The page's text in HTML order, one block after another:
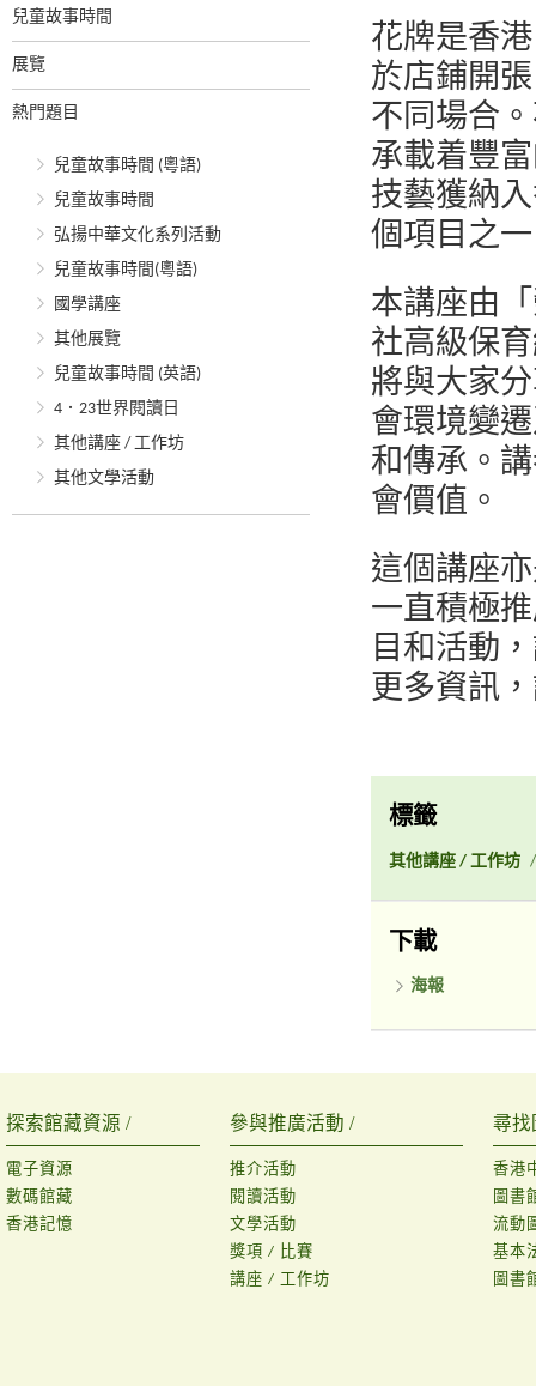
兒童故事時間
展覽
熱門題目
兒童故事時間 (粵語)
兒童故事時間
弘揚中華文化系列活動
兒童故事時間(粵語)
國學講座
其他展覽
兒童故事時間 (英語)
4．23世界閱讀日
其他講座 / 工作坊
其他文學活動
花牌是香
於店鋪開
不同場合
承載着豐
技藝獲納
個項目之
本講座由
社高級保
將與大家
會環境變
和傳承。
會價值。
這個講座
一直積極
目和活動
更多資訊
標籤
其他講座 / 工作坊 /
下載
海報
探索館藏資源 /
電子資源
數碼館藏
香港記憶
參與推廣活動 /
推介活動
閱讀活動
文學活動
獎項 / 比賽
講座 / 工作坊
尋找
香港
圖書
流動
基本
圖書